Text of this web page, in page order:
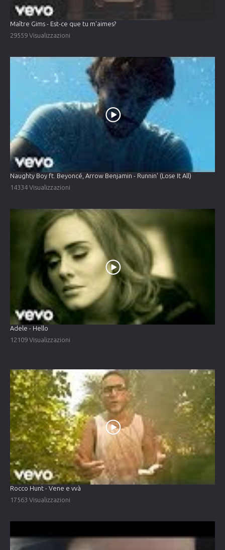
Maître Gims - Est-ce que tu m'aimes?
29559 Visualizzazioni
Naughty Boy ft. Beyoncé, Arrow Benjamin - Runnin' (Lose It All)
14334 Visualizzazioni
Adele - Hello
12109 Visualizzazioni
Rocco Hunt - Vene e vvà
17563 Visualizzazioni